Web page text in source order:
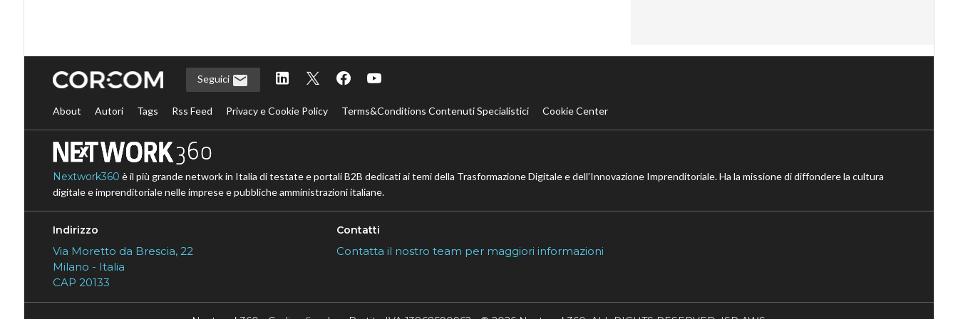
Seguici
About Autori Tags Rss Feed Privacy e Cookie Policy Terms&Conditions Contenuti Specialistici Cookie Center
Nextwork360 è il più grande network in Italia di testate e portali B2B dedicati ai temi della Trasformazione Digitale e dell’Innovazione Imprenditoriale. Ha la missione di diffondere la cultura
digitale e imprenditoriale nelle imprese e pubbliche amministrazioni italiane.
Indirizzo
Via Moretto da Brescia, 22
Milano - Italia
CAP 20133
Contatti
Contatta il nostro team per maggiori informazioni